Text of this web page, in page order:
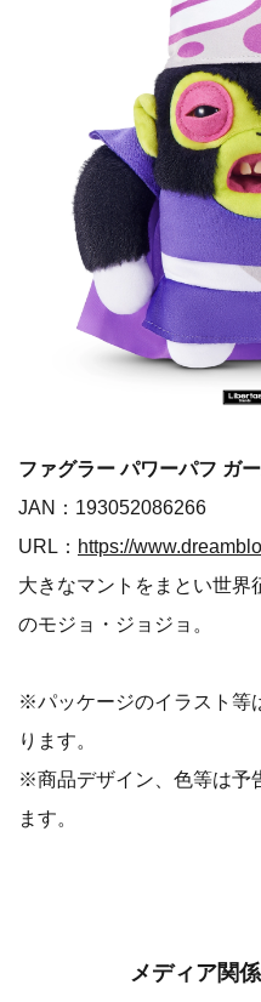
ファグラー パワーパフ ガ
JAN：193052086266
URL： https://
大きなマントをまとい世界
のモジョ・ジョジョ。
※パッケージのイラスト等
ります。
※商品デザイン、色等は予
ます。
メディア関